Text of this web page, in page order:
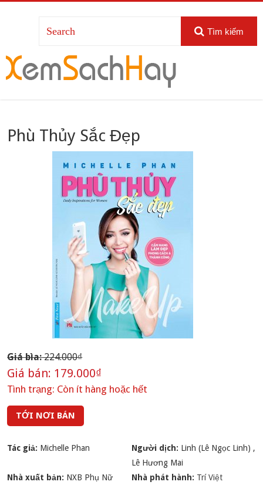
Tìm kiếm
Phù Thủy Sắc Đẹp
Giá bìa:224.000₫
Giá bán: 179.000₫
Tình trạng: Còn ít hàng hoặc hết
TỚI NƠI BÁN
Tác giả: Michelle Phan Người dịch: Linh (Lê Ngọc Linh) ,
Lê Hương Mai
Nhà xuất bản: NXB Phụ Nữ Nhà phát hành: Trí Việt